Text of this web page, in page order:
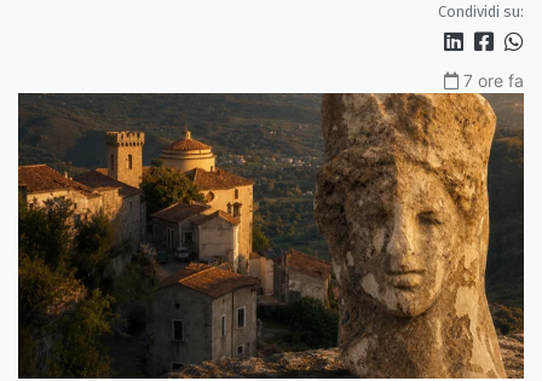
Condividi su:
7 ore fa